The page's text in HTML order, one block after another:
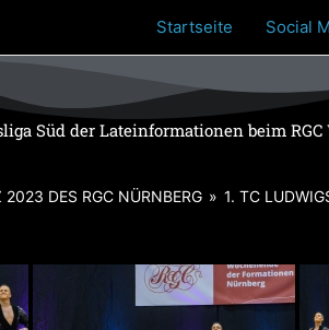
Startseite Social
Süd der Lateinformationen beim
DES RGC NÜRNBERG » 1. TC